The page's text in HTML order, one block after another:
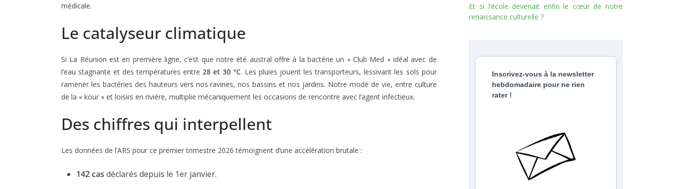
médicale.
Le catalyseur climatique
Si La Réunion est en première ligne, c’est que notre été austral offre à la bactérie un « Club Med » idéal avec de
l’eau stagnante et des températures entre28 et 30 °C. Les pluies jouent les transporteurs, lessivant les sols pour
ramener les bactéries des hauteurs vers nos ravines, nos bassins et nos jardins. Notre mode de vie, entre culture
de la « kour » et loisirs en rivière, multiplie mécaniquement les occasions de rencontre avec l’agent infectieux.
Des chiffres qui interpellent
Les données de l’ARS pour ce premier trimestre 2026 témoignent d’une accélération brutale :
142 cas déclarés depuis le 1er janvier.
Et si l’école devenait enfin le cœur de notre
renaissance culturelle ?
Inscrivez-vous à la newsletter
hebdomadaire pour ne rien
rater !